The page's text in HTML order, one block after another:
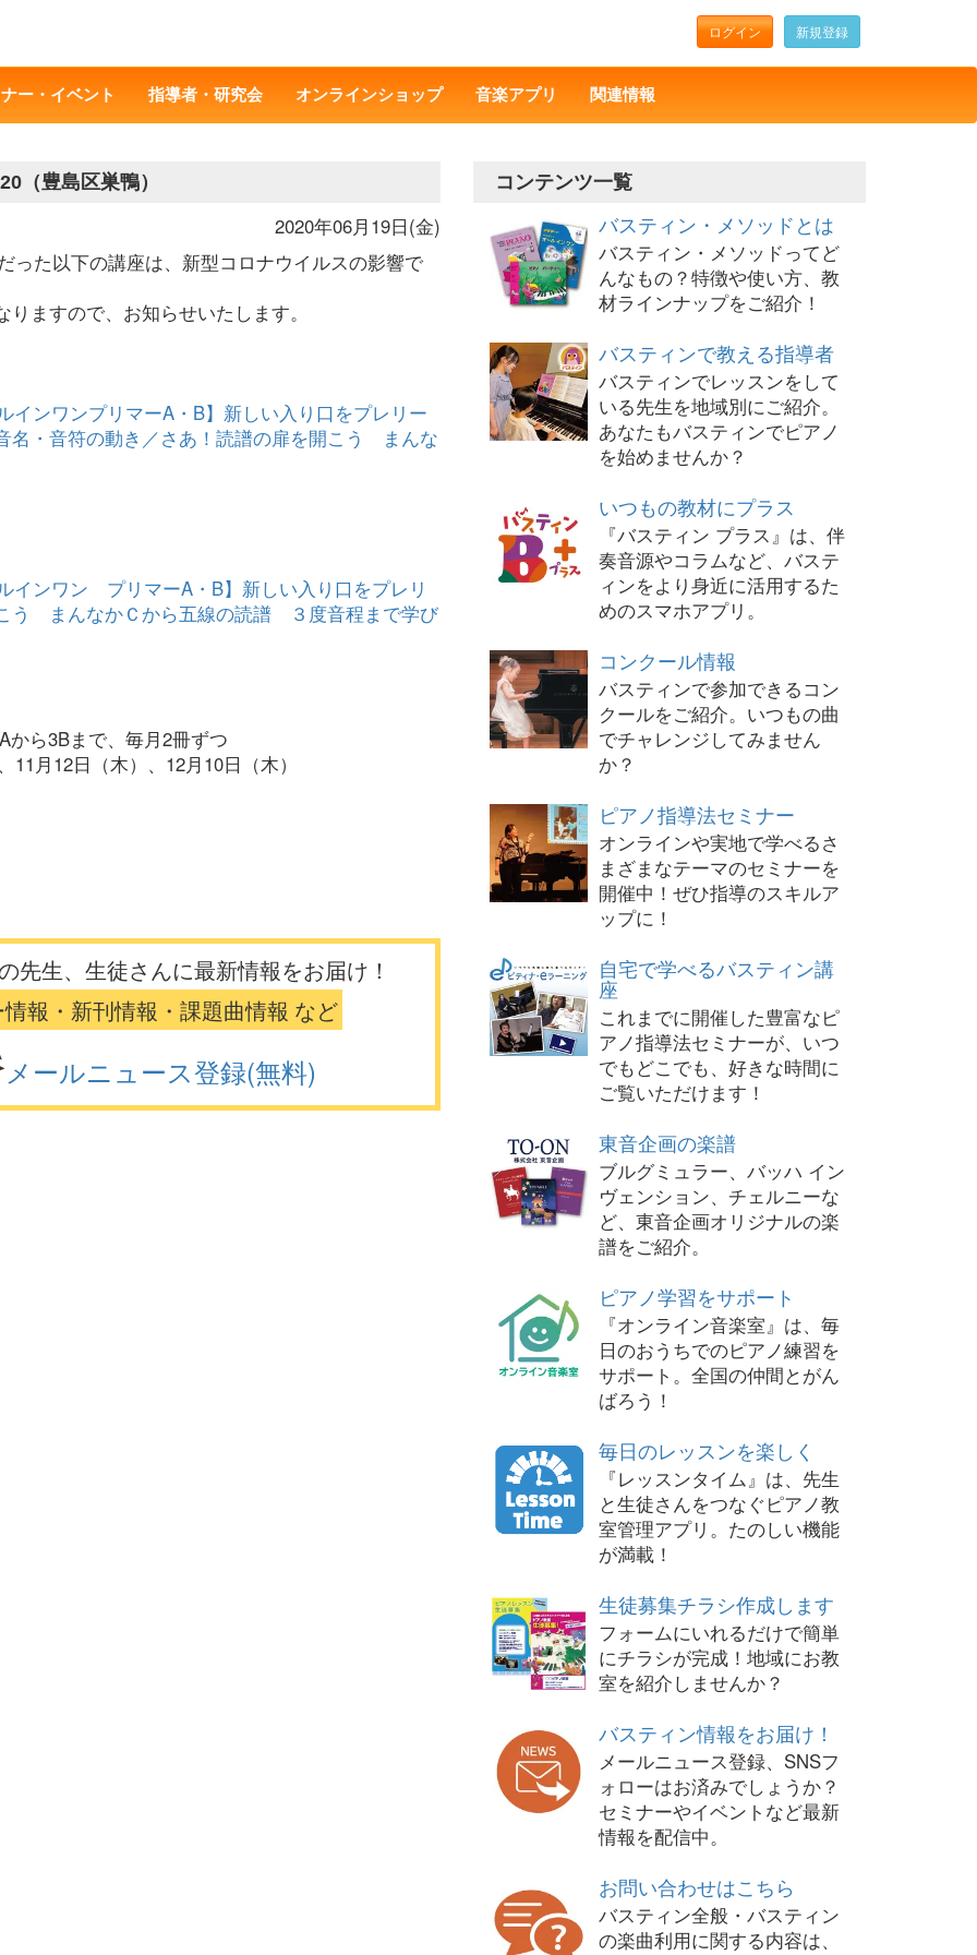
ログイン 新規登録
ー・イベント 指導者・研究会 オンラインショップ 音楽アプリ 関連情報
（豊島区巣鴨）
2020年06月19日(金)
った以下の講座は、新型コロナウイルスの影響で
ますので、お知らせいたします。
インワンプリマーA・B】新しい入り口をプレリー
・音符の動き／さあ！読譜の扉を開こう まんな
インワン プリマーA・B】新しい入り口をプレリ
う まんなかＣから五線の読譜 ３度音程まで学び
ら3Bまで、毎月2冊ずつ
月12日（木）、12月10日（木）
先生、生徒さんに最新情報をお届け！
報・新刊情報・課題曲情報 など
メールニュース登録(無料)
コンテンツ一覧
バスティン・メソッドとは
バスティン・メソッドってど
んなもの？特徴や使い方、教
材ラインナップをご紹介！
バスティンで教える指導者
バスティンでレッスンをして
いる先生を地域別にご紹介。
あなたもバスティンでピアノ
を始めませんか？
いつもの教材にプラス
『バスティン プラス』は、伴
奏音源やコラムなど、バステ
ィンをより身近に活用するた
めのスマホアプリ。
コンクール情報
バスティンで参加できるコン
クールをご紹介。いつもの曲
でチャレンジしてみません
か？
ピアノ指導法セミナー
オンラインや実地で学べるさ
まざまなテーマのセミナーを
開催中！ぜひ指導のスキルア
ップに！
自宅で学べるバスティン講
座
これまでに開催した豊富なピ
アノ指導法セミナーが、いつ
でもどこでも、好きな時間に
ご覧いただけます！
東音企画の楽譜
ブルグミュラー、バッハ イン
ヴェンション、チェルニーな
ど、東音企画オリジナルの楽
譜をご紹介。
ピアノ学習をサポート
『オンライン音楽室』は、毎
日のおうちでのピアノ練習を
サポート。全国の仲間とがん
ばろう！
毎日のレッスンを楽しく
『レッスンタイム』は、先生
と生徒さんをつなぐピアノ教
室管理アプリ。たのしい機能
が満載！
生徒募集チラシ作成します
フォームにいれるだけで簡単
にチラシが完成！地域にお教
室を紹介しませんか？
バスティン情報をお届け！
メールニュース登録、SNSフ
ォローはお済みでしょうか？
セミナーやイベントなど最新
情報を配信中。
お問い合わせはこちら
バスティン全般・バスティン
の楽曲利用に関する内容は、